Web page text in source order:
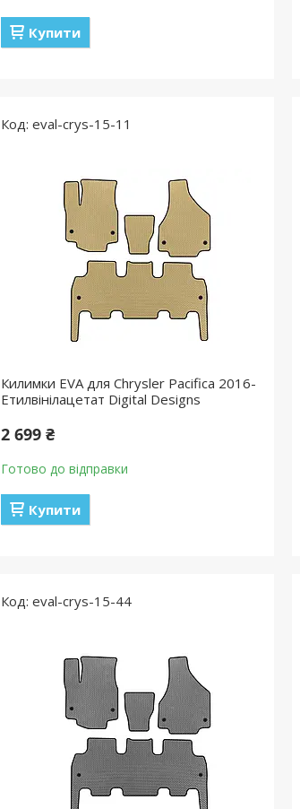
Купити
eval-crys-15-11
Килимки EVA для Chrysler Pacifica 2016-
Етилвінілацетат Digital Designs
2 699 ₴
Готово до відправки
Купити
eval-crys-15-44